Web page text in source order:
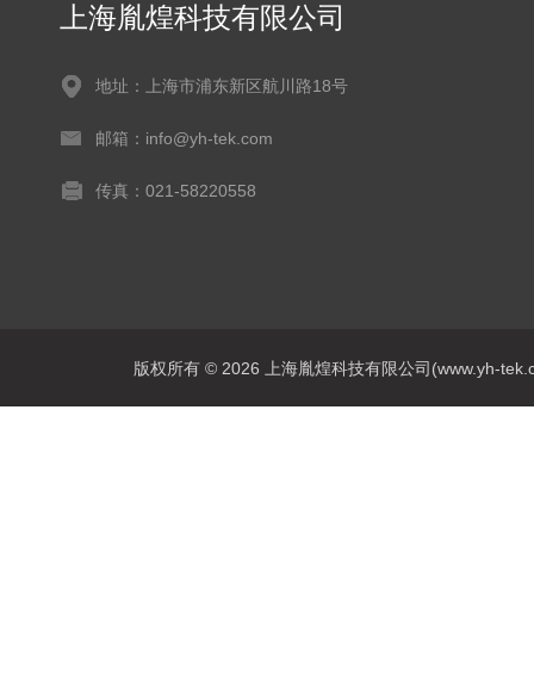
上海胤煌科技有限公司
地址：上海市浦东新区航川路18号
邮箱：info@yh-tek.com
传真：021-58220558
版权所有 © 2026 上海胤煌科技有限公司(www.yh-